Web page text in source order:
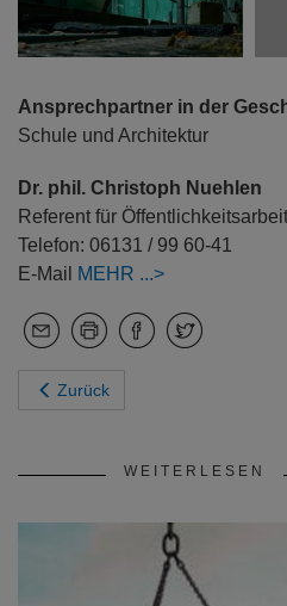
Ansprechpartner in der
Schule und Architektur
Dr. phil. Christoph Nuehlen
Referent für Öffentlichkeitsarbeit
Telefon: 06131 / 99 60-41
E-Mail
MEHR
Zurück
WEITERLESEN